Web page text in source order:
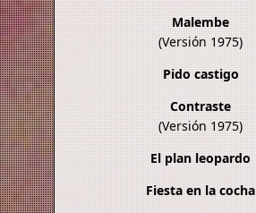
Malembe
(Versión 1975)
Pido castigo
Contraste
(Versión 1975)
El plan leopardo
Fiesta en la cocha